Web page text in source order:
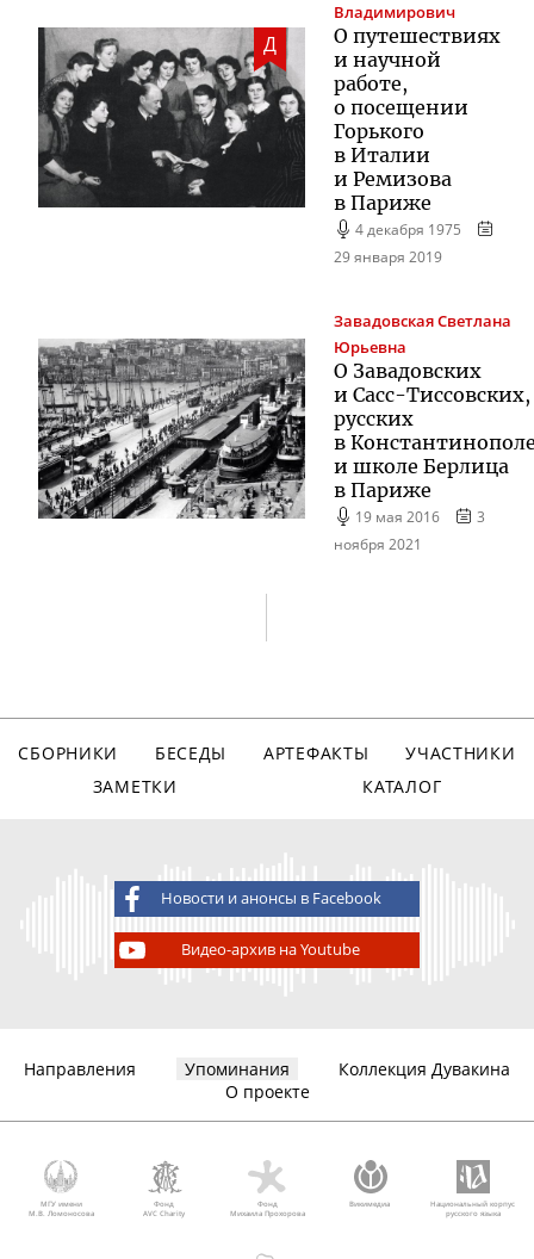
Д
Владимирович
О путешествиях
и научной
работе,
о посещении
Горького
в Италии
и Ремизова
в Париже
4 декабря 1975
29 января 2019
ЗавадовскаяСветлана
Юрьевна
О Завадовских
и Сасс-Тиссовских,
русских
в
и школе Берлица
в Париже
19 мая 2016
3
ноября 2021
СБОРНИКИ БЕСЕДЫ АРТЕФАКТЫ
УЧАСТНИКИ
ЗАМЕТКИ
КАТАЛОГ
Новости и анонсы в Facebook
Видео-архив на Youtube
Направления Упоминания
Коллекция Дувакина
О проекте
МГУ имени
М.В. Ломоносова
Фонд
AVC Charity
Фонд
Михаила Прохорова
Викимедиа
Национальный корпус
русского языка